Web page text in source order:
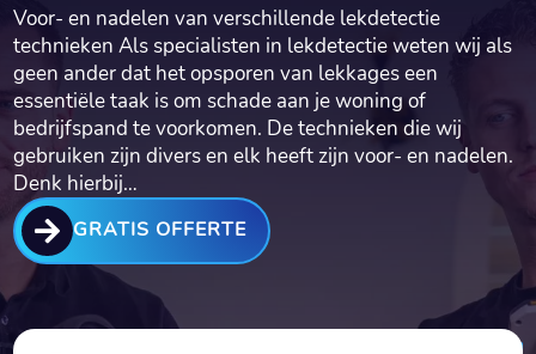
Voor- en nadelen van verschillende lekdetectie
technieken Als specialisten in lekdetectie weten wij als
geen ander dat het opsporen van lekkages een
essentiële taak is om schade aan je woning of
bedrijfspand te voorkomen.​ De technieken die wij
gebruiken zijn divers en elk heeft zijn voor- en nadelen.​
Denk hierbij…
 GRATIS OFFERTE